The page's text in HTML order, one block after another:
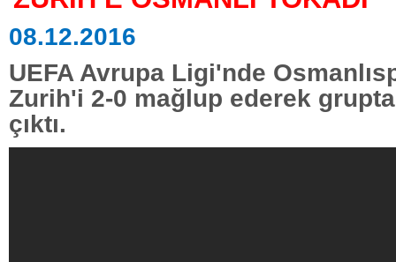
08.12.2016
UEFA Avrupa Ligi'nde
Zurih'i 2-0 mağlup ederek
çıktı.